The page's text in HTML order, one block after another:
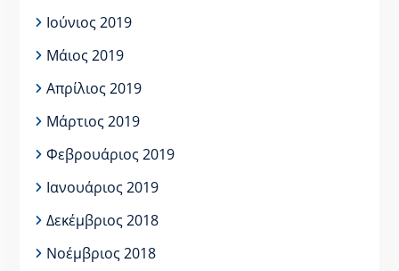
Ιούνιος 2019
Μάιος 2019
Απρίλιος 2019
Μάρτιος 2019
Φεβρουάριος 2019
Ιανουάριος 2019
Δεκέμβριος 2018
Νοέμβριος 2018